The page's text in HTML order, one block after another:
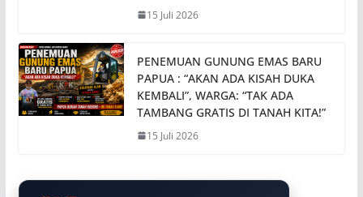
15 Juli 2026
PENEMUAN GUNUNG EMAS BARU
PAPUA : “AKAN ADA KISAH DUKA
KEMBALI”, WARGA: “TAK ADA
TAMBANG GRATIS DI TANAH KITA!”
15 Juli 2026